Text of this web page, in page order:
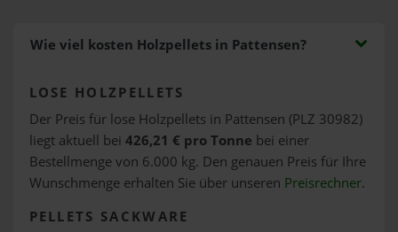
Wie viel kosten Holzpellets in Pattensen?
LOSE HOLZPELLETS
Der Preis für lose Holzpellets in Pattensen (PLZ 30982)
liegt aktuell bei 426,21 € pro Tonne bei einer
Bestellmenge von 6.000 kg. Den genauen Preis für Ihre
Wunschmenge erhalten Sie über unseren Preisrechner.
PELLETS SACKWARE